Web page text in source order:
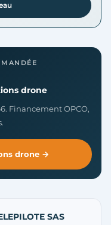
drone
Financement OPCO,
drone →
SAS